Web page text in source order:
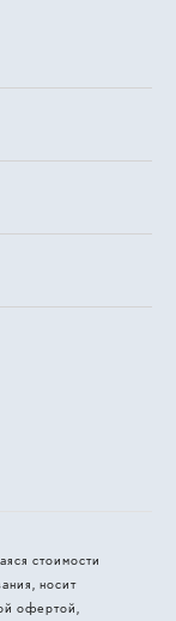
стоимости
носит
офертой,